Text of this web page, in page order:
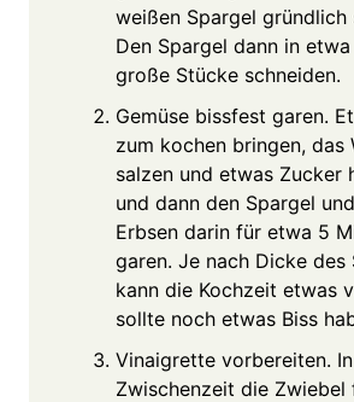
weißen Spargel gründlich
Den Spargel dann in
große Stücke schneiden.
Gemüse bissfest garen.
zum kochen bringen, das
salzen und etwas Zucker
und dann den Spargel
Erbsen darin für etwa 5
garen. Je nach Dicke des
kann die Kochzeit etwas
sollte noch etwas Biss
Vinaigrette vorbereiten.
Zwischenzeit die Zwiebel